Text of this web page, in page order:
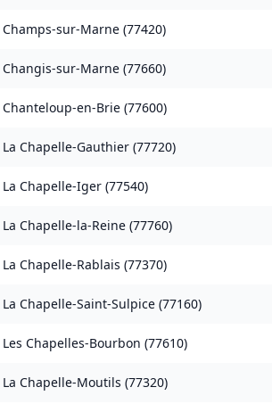
Champs-sur-Marne (77420)
Changis-sur-Marne (77660)
Chanteloup-en-Brie (77600)
La Chapelle-Gauthier (77720)
La Chapelle-Iger (77540)
La Chapelle-la-Reine (77760)
La Chapelle-Rablais (77370)
La Chapelle-Saint-Sulpice (77160)
Les Chapelles-Bourbon (77610)
La Chapelle-Moutils (77320)